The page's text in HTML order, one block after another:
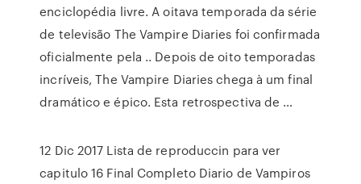
enciclopédia livre. A oitava temporada da série
de televisão The Vampire Diaries foi confirmada
oficialmente pela .. Depois de oito temporadas
incríveis, The Vampire Diaries chega à um final
dramático e épico. Esta retrospectiva de …
12 Dic 2017 Lista de reproduccin para ver
capitulo 16 Final Completo Diario de Vampiros